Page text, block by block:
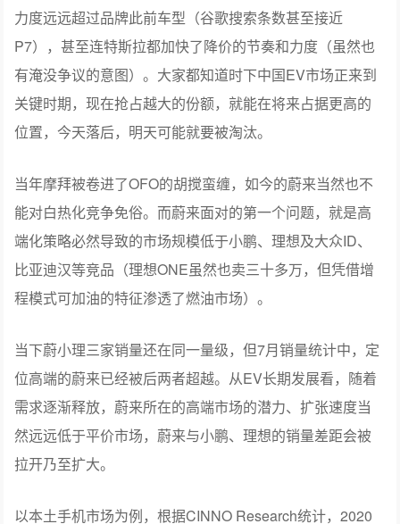
力度远远超过品牌此前车型（谷歌搜索条数甚至接近
P7），甚至连特斯拉都加快了降价的节奏和力度（虽然也
有淹没争议的意图）。大家都知道时下中国EV市场正来到
关键时期，现在抢占越大的份额，就能在将来占据更高的
位置，今天落后，明天可能就要被淘汰。
当年摩拜被卷进了OFO的胡搅蛮缠，如今的蔚来当然也不
能对白热化竞争免俗。而蔚来面对的第一个问题，就是高
端化策略必然导致的市场规模低于小鹏、理想及大众ID、
比亚迪汉等竞品（理想ONE虽然也卖三十多万，但凭借增
程模式可加油的特征渗透了燃油市场）。
当下蔚小理三家销量还在同一量级，但7月销量统计中，定
位高端的蔚来已经被后两者超越。从EV长期发展看，随着
需求逐渐释放，蔚来所在的高端市场的潜力、扩张速度当
然远远低于平价市场，蔚来与小鹏、理想的销量差距会被
拉开乃至扩大。
以本土手机市场为例，根据CINNO Research统计，2020